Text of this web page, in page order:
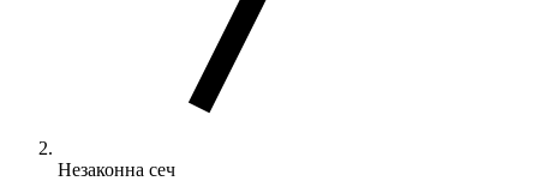
Незаконна сеч